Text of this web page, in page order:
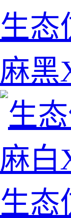
生态
麻黑
生态